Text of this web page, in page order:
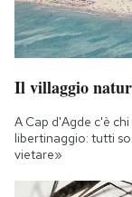
Il villaggio
A Cap d'Agde c'è
libertinaggio: tutti
vietare»